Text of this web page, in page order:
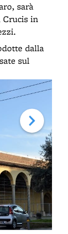
sarà
Crucis in
dalla
sul